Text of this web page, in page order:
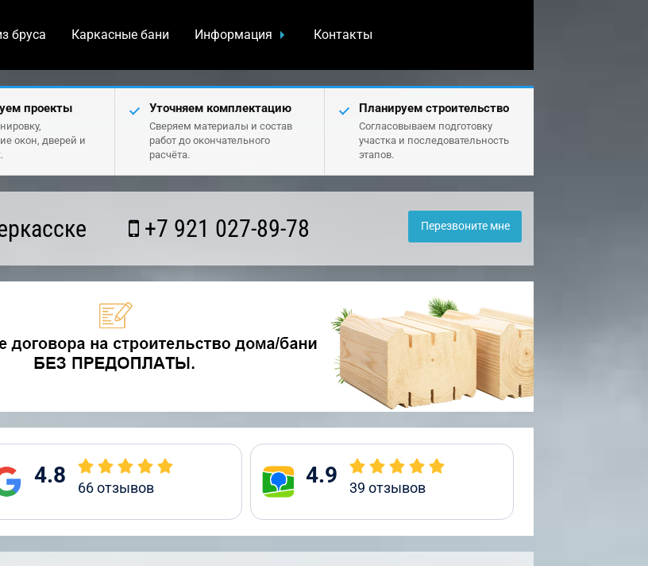
бруса Каркасные бани Информация Контакты
проекты
окон, дверей и
Уточняем комплектацию
Сверяем материалы и состав
работ до окончательного
расчёта.
Планируем строительство
Согласовываем подготовку
участка и последовательность
этапов.
+7 921 027-89-78 Перезвоните мне
4.8 66отзывов 4.9 39 отзывов